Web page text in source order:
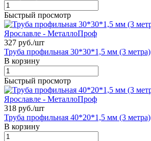
Быстрый просмотр
327 руб./шт
Труба профильная 30*30*1,5 мм (3 метра)
В корзину
Быстрый просмотр
318 руб./шт
Труба профильная 40*20*1,5 мм (3 метра)
В корзину